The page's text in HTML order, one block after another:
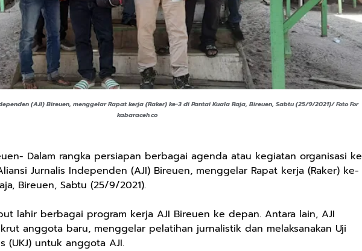
(AJI) Bireuen, menggelar Rapat kerja (Raker) ke-3 di Pantai Kuala Raja, Bireuen, Sabtu (25/9/2021)/ Foto For
kabaraceh.co
Dalam rangka persiapan berbagai agenda atau kegiatan organisasi ke
Jurnalis Independen (AJI) Bireuen, menggelar Rapat kerja (Raker) ke-
Bireuen, Sabtu (25/9/2021).
lahir berbagai program kerja AJI Bireuen ke depan. Antara lain, AJI
anggota baru, menggelar pelatihan jurnalistik dan melaksanakan Uji
(UKJ) untuk anggota AJI.